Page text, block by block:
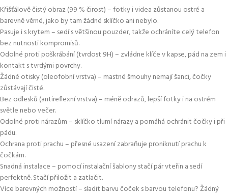
Křišťálově čistý obraz (99 % čirost) – fotky i videa zůstanou ostré a
barevně věrné, jako by tam žádné sklíčko ani nebylo.
Pasuje i s krytem – sedí s většinou pouzder, takže ochráníte celý telefon
bez nutnosti kompromisů.
Odolné proti poškrábání (tvrdost 9H) – zvládne klíče v kapse, pád na zem i
kontakt s tvrdými povrchy.
Žádné otisky (oleofobní vrstva) – mastné šmouhy nemají šanci, čočky
zůstávají čisté.
Bez odlesků (antireflexní vrstva) – méně odrazů, lepší fotky i na ostrém
světle nebo večer.
Odolné proti nárazům – sklíčko tlumí nárazy a pomáhá ochránit čočky i při
pádu.
Ochrana proti prachu – přesné usazení zabraňuje proniknutí prachu k
čočkám.
Snadná instalace – pomocí instalační šablony stačí pár vteřin a sedí
perfektně. Stačí přiložit a zatlačit.
Více barevných možností – sladit barvu čoček s barvou telefonu? Žádný